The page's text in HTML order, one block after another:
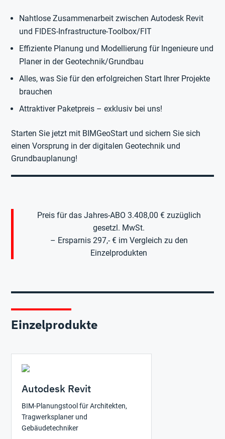
Nahtlose Zusammenarbeit zwischen Autodesk Revit
und FIDES-Infrastructure-Toolbox/FIT
Effiziente Planung und Modellierung für Ingenieure und
Planer in der Geotechnik/Grundbau
Alles, was Sie für den erfolgreichen Start Ihrer Projekte
brauchen
Attraktiver Paketpreis – exklusiv bei uns!
Starten Sie jetzt mit BIMGeoStart und sichern Sie sich
einen Vorsprung in der digitalen Geotechnik und
Grundbauplanung!
Preis für das Jahres-ABO 3.408,00 € zuzüglich
gesetzl. MwSt.
– Ersparnis 297,- € im Vergleich zu den
Einzelprodukten
Einzelprodukte
Autodesk Revit
BIM-Planungstool für Architekten,
Tragwerksplaner und
Gebäudetechniker